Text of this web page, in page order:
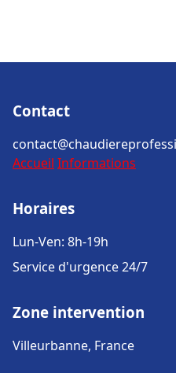
Contact
Accueil Informations
Horaires
Lun-Ven: 8h-19h
Service d'urgence 24/7
Zone intervention
Villeurbanne, France